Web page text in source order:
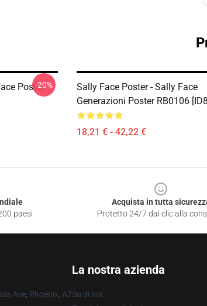
Poster-20%
Sally Face Poster - Sally Face
Generazioni Poster RB0106
18,21 € - 42,22 €
paesi
Acquista in tutta
Protetto 24/7 dai clic alla
Ave, Phoenix, AZ
La nostra azienda
Su di noi